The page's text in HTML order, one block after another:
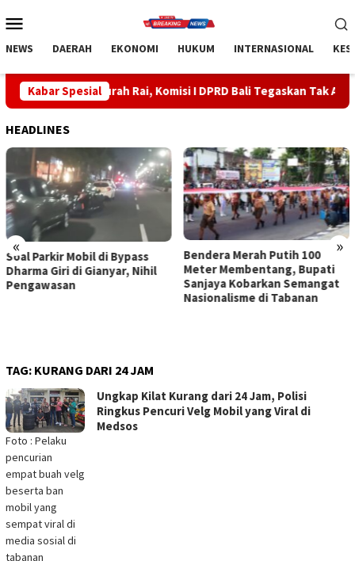
ke
Mobile
NEWS DAERAH EKONOMI HUKUM INTERNASIONAL
Kabar Spesial
Rai, Komisi I DPRD Bali Tegaskan Tak Ada Indikasi
HEADLINES
« »
Bendera Merah Putih 100
Meter Membentang, Bupati
Sanjaya Kobarkan Semangat
Sidak Bea Cukai Ngurah Rai,
Komisi I DPRD Bali Tegaskan
Tak Ada Indikasi
Penyalahgunaan Barang
TAG: KURANG DARI 24 JAM
Foto : Pelaku
pencurian
empat buah velg
beserta ban
mobil yang
sempat viral di
media sosial di
tabanan
Ungkap Kilat Kurang dari 24 Jam, Polisi
Ringkus Pencuri Velg Mobil yang Viral di
Medsos